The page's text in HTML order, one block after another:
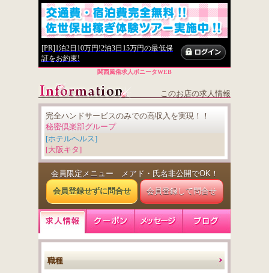
[PR]1泊2日10万円!2泊3日15万円の最低保
証をお約束!
関西風俗求人ボニータWEB
このお店の求人情報
完全ハンドサービスのみでの高収入を実現！！
秘密倶楽部グループ
[ホテルヘルス]
[大阪キタ]
会員限定メニュー メアド・氏名非公開でOK！
会員登録せずに問合せ
会員登録して問合せ
職種